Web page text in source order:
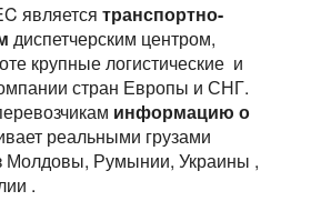
является транспортно-
диспетчерским центром,
крупные логистические и
стран Европы и СНГ.
информацию о
реальными грузами
Молдовы, Румынии, Украины ,
.